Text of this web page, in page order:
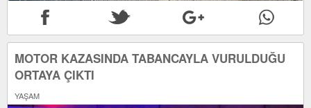
MOTOR KAZASINDA TABANCAYLA VURULDUĞU
ORTAYA ÇIKTI
YAŞAM